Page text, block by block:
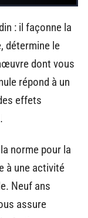
: il façonne la
détermine le
dont vous
répond à un
effets
norme pour la
à une activité
Neuf ans
assure